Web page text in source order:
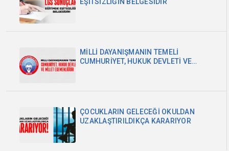
MİLLİ DAYANIŞMANIN TEMELİ
CUMHURİYET, HUKUK DEVLETİ VE
ÇOCUKLARIN GELECEĞİ OKULDAN
UZAKLAŞTIRILDIKÇA KARARIYOR